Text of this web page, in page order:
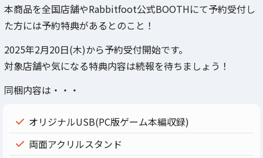
本商品を全国店舗やRabbitfoot公式BOOTHにて予約受付し
た方には予約特典があるとのこと！
2025年2月20日(木)から予約受付開始です。
対象店舗や気になる特典内容は続報を待ちましょう！
同梱内容は・・・
オリジナルUSB(PC版ゲーム本編収録)
両面アクリルスタンド